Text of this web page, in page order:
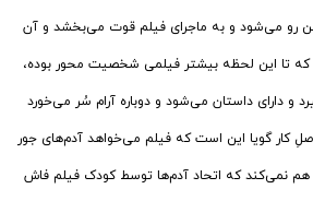
می‌شود و به ماجرای فیلم قوت می‌بخشد و آن
که تا این لحظه بیشتر فیلمی شخصیت محور بوده،
و دارای داستان می‌شود و دوباره آرام سُر می‌خورد
کار گویا این است که فیلم می‌خواهد آدم‌های جور
هم نمی‌کند که اتحاد آدم‌ها توسط کودک فیلم فاش